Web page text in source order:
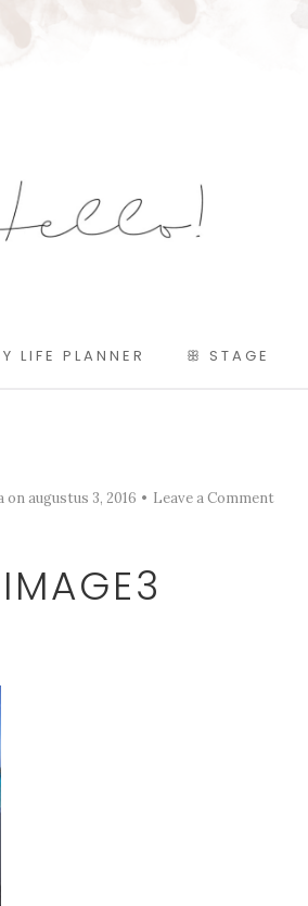
LIFE PLANNER ꕥ STAGE
on augustus 3, 2016 Leave a Comment
IMAGE3